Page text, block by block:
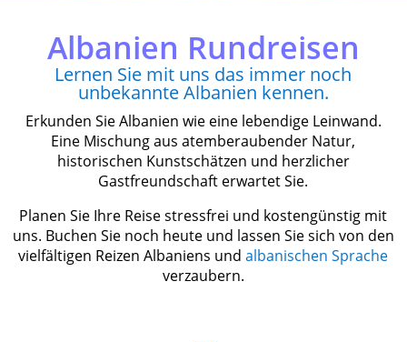
Albanien Rundreisen
Lernen Sie mit uns das immer noch
unbekannte Albanien kennen.
Erkunden Sie Albanien wie eine lebendige Leinwand.
Eine Mischung aus atemberaubender Natur,
historischen Kunstschätzen und herzlicher
Gastfreundschaft erwartet Sie.
Planen Sie Ihre Reise stressfrei und kostengünstig mit
uns. Buchen Sie noch heute und lassen Sie sich von den
vielfältigen Reizen Albaniens undalbanischen Sprache
verzaubern.